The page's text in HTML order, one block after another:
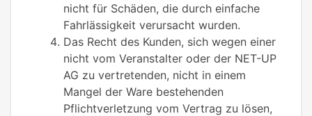
nicht für Schäden, die durch einfache
Fahrlässigkeit verursacht wurden.
Das Recht des Kunden, sich wegen einer
nicht vom Veranstalter oder der NET-UP
AG zu vertretenden, nicht in einem
Mangel der Ware bestehenden
Pflichtverletzung vom Vertrag zu lösen,